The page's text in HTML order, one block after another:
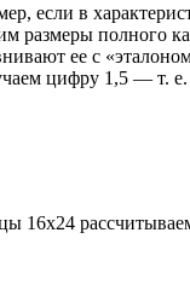
если в
размеры полного
ее с
цифру 1,5 — т.
16х24